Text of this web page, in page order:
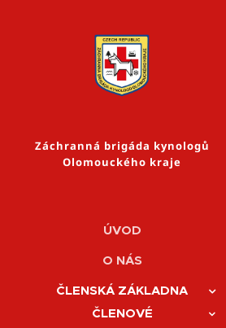
Záchranná brigáda kynologů
Olomouckého kraje
ÚVOD
O NÁS
ČLENSKÁ ZÁKLADNA
ČLENOVÉ